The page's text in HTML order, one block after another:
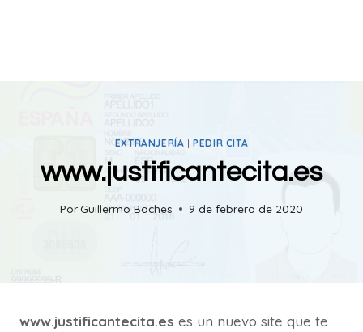
EXTRANJERÍA |PEDIR CITA
www.justificantecita.es
PorGuillermo Baches 9 de febrero de 2020
www.justificantecita.es es un nuevo site que te